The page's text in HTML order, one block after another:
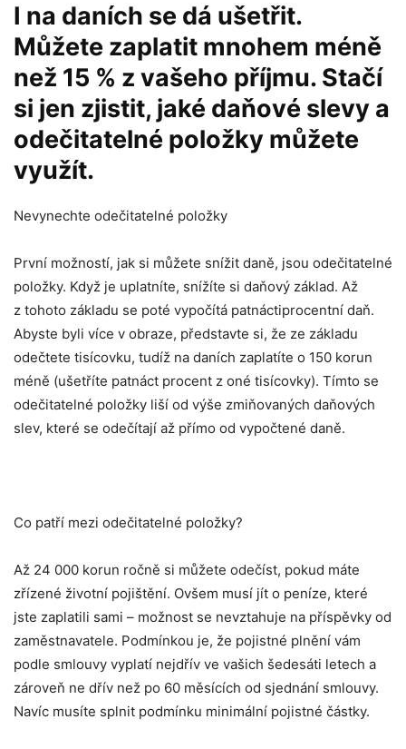
I na daních se dá ušetřit.
Můžete zaplatit mnohem méně
než 15 % z vašeho příjmu. Stačí
si jen zjistit, jaké daňové slevy a
odečitatelné položky můžete
využít.
Nevynechte odečitatelné položky
První možností, jak si můžete snížit daně, jsou odečitatelné
položky. Když je uplatníte, snížíte si daňový základ. Až
z tohoto základu se poté vypočítá patnáctiprocentní daň.
Abyste byli více v obraze, představte si, že ze základu
odečtete tisícovku, tudíž na daních zaplatíte o 150 korun
méně (ušetříte patnáct procent z oné tisícovky). Tímto se
odečitatelné položky liší od výše zmiňovaných daňových
slev, které se odečítají až přímo od vypočtené daně.
Co patří mezi odečitatelné položky?
Až 24 000 korun ročně si můžete odečíst, pokud máte
zřízené životní pojištění. Ovšem musí jít o peníze, které
jste zaplatili sami – možnost se nevztahuje na příspěvky od
zaměstnavatele. Podmínkou je, že pojistné plnění vám
podle smlouvy vyplatí nejdřív ve vašich šedesáti letech a
zároveň ne dřív než po 60 měsících od sjednání smlouvy.
Navíc musíte splnit podmínku minimální pojistné částky.